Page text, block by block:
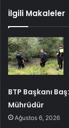
İlgili Makaleler
BTP Başkanı
Mührüdür
Ağustos 6, 2026